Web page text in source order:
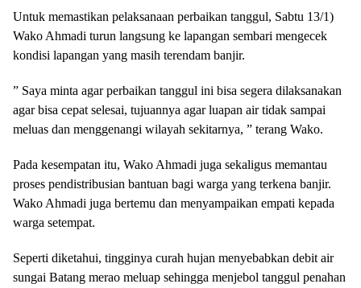
Untuk memastikan pelaksanaan perbaikan tanggul, Sabtu 13/1)
Wako Ahmadi turun langsung ke lapangan sembari mengecek
kondisi lapangan yang masih terendam banjir.
” Saya minta agar perbaikan tanggul ini bisa segera dilaksanakan
agar bisa cepat selesai, tujuannya agar luapan air tidak sampai
meluas dan menggenangi wilayah sekitarnya, ” terang Wako.
Pada kesempatan itu, Wako Ahmadi juga sekaligus memantau
proses pendistribusian bantuan bagi warga yang terkena banjir.
Wako Ahmadi juga bertemu dan menyampaikan empati kepada
warga setempat.
Seperti diketahui, tingginya curah hujan menyebabkan debit air
sungai Batang merao meluap sehingga menjebol tanggul penahan